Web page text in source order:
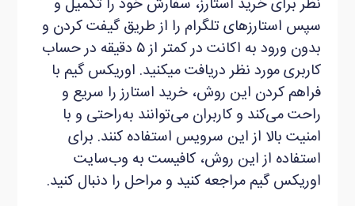
نظر برای خرید استارز، سفارش خود را تکمیل و
سپس استارزهای تلگرام را از طریق گیفت کردن و
بدون ورود به اکانت در کمتر از ۵ دقیقه در حساب
کاربری مورد نظر دریافت می‏کنید. اوریکس گیم با
فراهم کردن این روش، خرید استارز را سریع و
راحت می‌کند و کاربران می‌توانند به‌راحتی و با
امنیت بالا از این سرویس استفاده کنند. برای
استفاده از این روش، کافیست به وب‌سایت
اوریکس گیم مراجعه کنید و مراحل را دنبال کنید.